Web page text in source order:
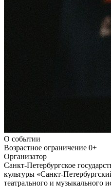
О событии
Возрастное ограничение 0+
Организатор
Санкт-Петербургское
культуры «Санкт-
театрального и музыкального